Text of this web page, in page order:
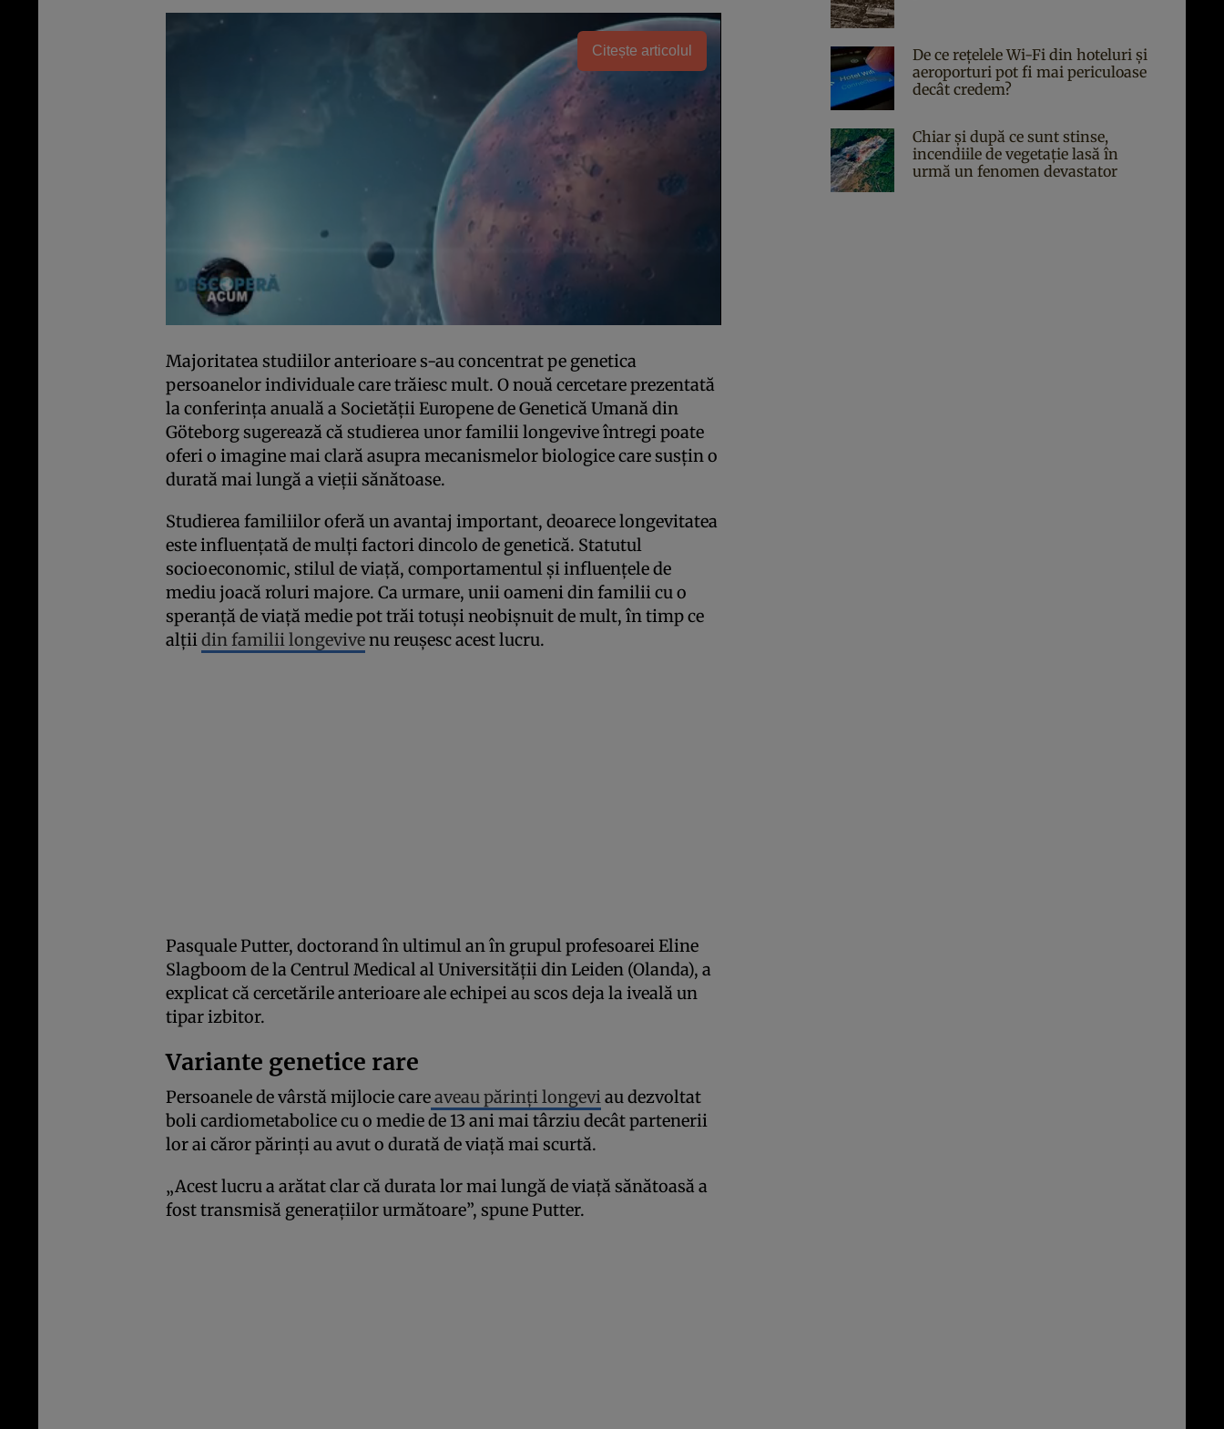
Citește articolul
Majoritatea studiilor anterioare s-au concentrat pe genetica
persoanelor individuale care trăiesc mult. O nouă cercetare prezentată
la conferința anuală a Societății Europene de Genetică Umană din
Göteborg sugerează că studierea unor familii longevive întregi poate
oferi o imagine mai clară asupra mecanismelor biologice care susțin o
durată mai lungă a vieții sănătoase.
Studierea familiilor oferă un avantaj important, deoarece longevitatea
este influențată de mulți factori dincolo de genetică. Statutul
socioeconomic, stilul de viață, comportamentul și influențele de
mediu joacă roluri majore. Ca urmare, unii oameni din familii cu o
speranță de viață medie pot trăi totuși neobișnuit de mult, în timp ce
alțiidin familii longevivenu reușesc acest lucru.
Pasquale Putter, doctorand în ultimul an în grupul profesoarei Eline
Slagboom de la Centrul Medical al Universității din Leiden (Olanda), a
explicat că cercetările anterioare ale echipei au scos deja la iveală un
tipar izbitor.
Variante genetice rare
Persoanele de vârstă mijlocie careaveau părinți longeviau dezvoltat
boli cardiometabolice cu o medie de 13 ani mai târziu decât partenerii
lor ai căror părinți au avut o durată de viață mai scurtă.
„Acest lucru a arătat clar că durata lor mai lungă de viață sănătoasă a
fost transmisă generațiilor următoare”, spune Putter.
De ce rețelele Wi-Fi din hoteluri și
aeroporturi pot fi mai periculoase
decât credem?
Chiar și după ce sunt stinse,
incendiile de vegetație lasă în
urmă un fenomen devastator